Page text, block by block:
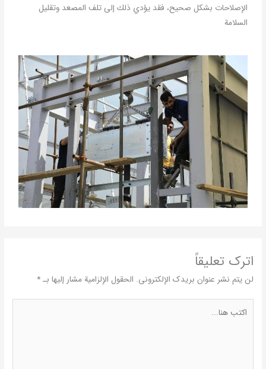
الإصلاحات بشكل صحيح، فقد يؤدي ذلك إلى تلف المصعد وتقليل
السلامة
اترك تعليقاً
لن يتم نشر عنوان بريدك الإلكتروني. الحقول الإلزامية مشار إليها بـ*